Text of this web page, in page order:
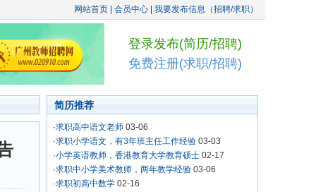
网站首页 会员中心 我要发布信息（招聘/求职）
登录发布(简历/招聘)
免费注册(求职/招聘)
简历推荐
·求职高中语文老师 03-06
·求职小学语文，有3年班主任工作经验 03-03
·小学英语教师，香港教育大学教育硕士 02-17
·求职中小学美术教师，两年教学经验 03-06
·求职初高中数学 02-16